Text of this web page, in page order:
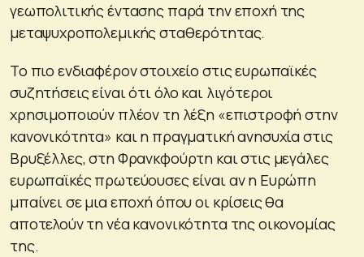
γεωπολιτικής έντασης παρά την εποχή της
μεταψυχροπολεμικής σταθερότητας.
Το πιο ενδιαφέρον στοιχείο στις ευρωπαϊκές
συζητήσεις είναι ότι όλο και λιγότεροι
χρησιμοποιούν πλέον τη λέξη «επιστροφή στην
κανονικότητα» και η πραγματική ανησυχία στις
Βρυξέλλες, στη Φρανκφούρτη και στις μεγάλες
ευρωπαϊκές πρωτεύουσες είναι αν η Ευρώπη
μπαίνει σε μια εποχή όπου οι κρίσεις θα
αποτελούν τη νέα κανονικότητα της οικονομίας
της.